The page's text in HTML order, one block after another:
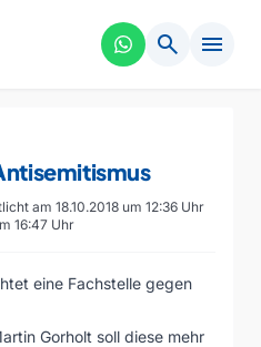
search menu
am 18.10.2018 um 12:36 Uhr
16:47 Uhr
eine Fachstelle gegen
Gorholt soll diese mehr